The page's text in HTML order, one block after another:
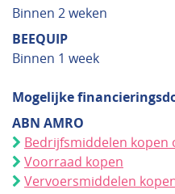
Binnen 2 weken
BEEQUIP
Binnen 1 week
Mogelijke
ABN AMRO
Bedrijfsmiddelen kopen
Voorraad kopen
Vervoersmiddelen